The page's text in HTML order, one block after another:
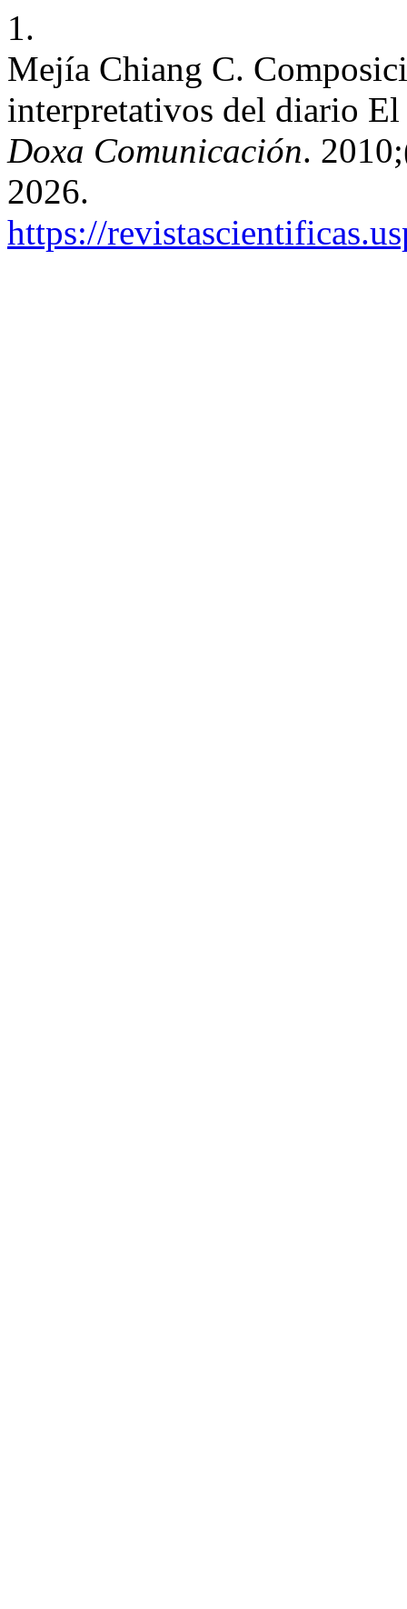
1.
Mejía Chiang C.
interpretativos del diario
Doxa Comunicación.
2026.
https://